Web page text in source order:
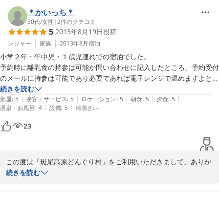
ました。
より快適にお過ごしいただけるよう、今後も努めてまいりますの
で、是非またワンちゃん含めご家族の皆さまでお越しください。
2014-05-08
＊かいっち＊
30代/女性 |2件のクチコミ
5 2013年8月19日投稿
レジャー 家族 2013年8月宿泊
小学２年・年中児・１歳児連れでの宿泊でした。
予約時に離乳食の持参は可能か問い合わせに記入したところ、予約受付
のメールに持参は可能であり必要であれば電子レンジで温めますよとの
温かいお返事を頂きました。
食事は『山の食堂』で希望したところ簡易タイプのベビーチェアが用意
されていてありがたく使わせて頂きましたm(_ _)m
信州食材の中で一番驚いたのはとうもろこしの甘さ！子供も『りんごみ
た〜い！』と言うほど甘くて美味しいとうもろこしでした。普段は半分
も食べたらもういらないと食べないのに、ここのとうもろこしは１本分
勿論お肉も申し分なく美味しくそれでお腹が一杯になったようで、白米
が進まず････。
続きを読む
部屋: 5 | 接客・サービス: 5 | ロケーション: 5 | 朝食: 5 | 夕食: 5 |
温泉・お風呂: 4 | 設備: 5 | 清潔さ: -
23
この度は「斑尾高原どんぐり村」をご利用いただきまして、ありが
とうございました。
思います。
続きを読む